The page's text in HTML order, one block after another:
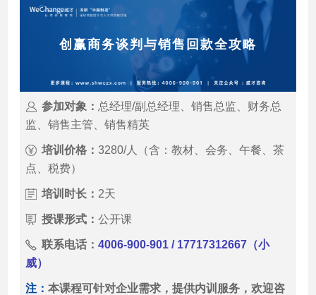
创赢商务谈判与销售回款全攻略
参加对象： 总经理/副总经理、销售总监、财务总
监、销售主管、销售精英
培训价格：3280/人（含：教材、会务、午餐、茶
点、税费）
培训时长： 2天
授课形式：公开课
联系电话：4006-900-901 / 17717312667（小
威）
注：本课程可针对企业需求，提供内训服务，欢迎咨